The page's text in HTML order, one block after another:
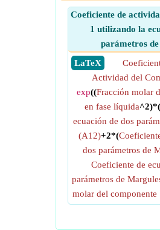
Coeficiente de
1 utilizando la
parámetros
​ LaTeX
Actividad del
exp((Fracción molar
en fase líquida^2)*(
ecuación de dos
(A12)+2*(
dos parámetros de
Coeficiente de
parámetros de
molar del componente